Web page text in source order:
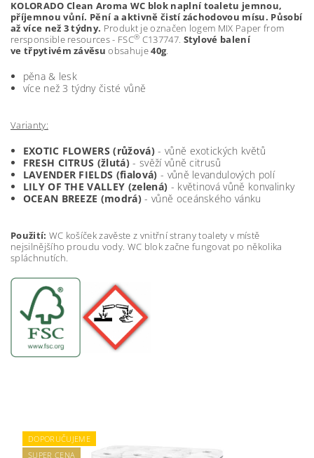
KOLORADO Clean Aroma WC blok naplní toaletu jemnou,
příjemnou vůní. Pění a aktivně čistí záchodovou mísu. Působí
až více než 3 týdny. Produkt je označen logem MIX Paper from
rersponsible resources - FSC® C137747. Stylové balení
ve třpytivém závěsu obsahuje40g.
pěna & lesk
více než 3 týdny čisté vůně
Varianty:
EXOTIC FLOWERS (růžová)- vůně exotických květů
FRESH CITRUS (žlutá) - svěží vůně citrusů
LAVENDER FIELDS (fialová) - vůně levandulových polí
LILY OF THE VALLEY (zelená) - květinová vůně konvalinky
OCEAN BREEZE (modrá) - vůně oceánského vánku
Použití: WC košíček zavěste z vnitřní strany toalety v místě
nejsilnějšího proudu vody. WC blok začne fungovat po několika
spláchnutích.
DOPORUČUJEME
SUPER CENA